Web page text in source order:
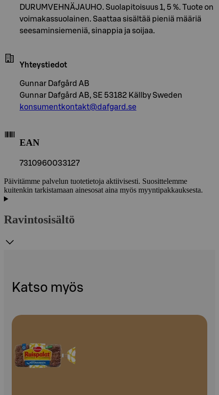
DURUMVEHNÄJAUHO. Suolapitoisuus 1, 5 %. Tuote on
voimakassuolainen. Saattaa sisältää pieniä määriä
seesaminsiemeniä, sinappia ja soijaa.
Yhteystiedot
Gunnar Dafgård AB
Gunnar Dafgård AB, SE 53182 Källby Sweden
konsumentkontakt@dafgard.se
EAN
7310960033127
Päivitämme palvelun tuotetietoja aktiivisesti. Suosittelemme
kuitenkin tarkistamaan ainesosat aina myös myyntipakkauksesta.
Ravintosisältö
Katso myös